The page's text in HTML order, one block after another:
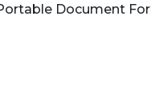
Document